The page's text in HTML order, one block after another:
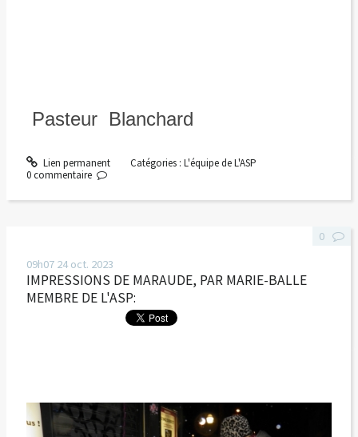
Pasteur Blanchard
Lien permanent Catégories : L'équipe de L'ASP
0 commentaire
09h07 24 oct. 2023
IMPRESSIONS DE MARAUDE, PAR MARIE-BALLE
MEMBRE DE L'ASP:
0